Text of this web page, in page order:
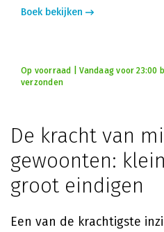
Boek bekijken
Op voorraad | Vandaag voor 23:00
verzonden
De kracht van
gewoonten:
groot eindigen
Een van de krachtigste